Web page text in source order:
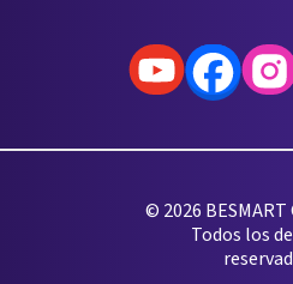
© 2026 BESMART
Todos los